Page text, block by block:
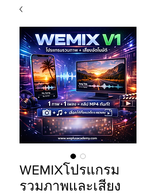
WEMIXโปรแกรม
รวมภาพและเสียง